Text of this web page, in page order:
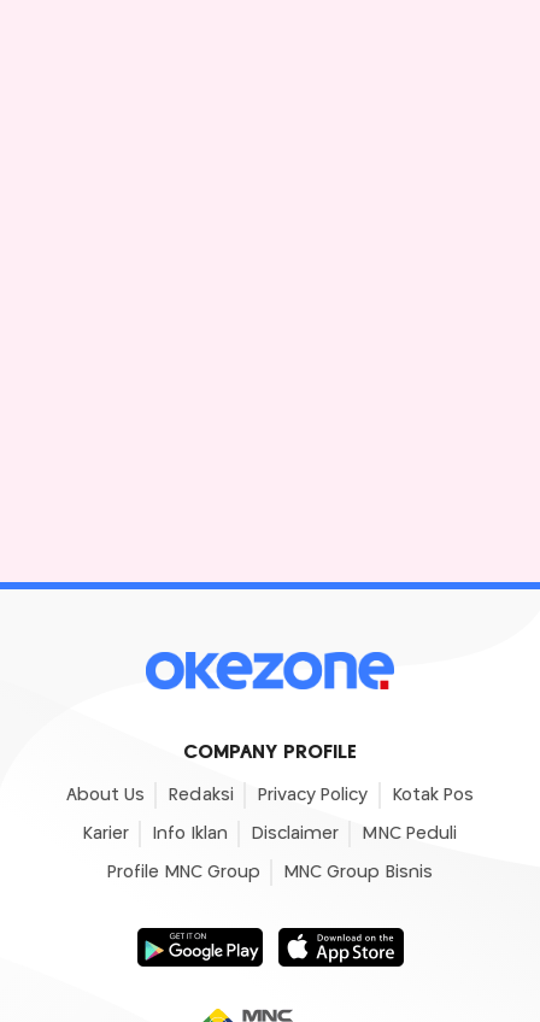
COMPANY PROFILE
About Us Redaksi Privacy Policy Kotak Pos
Karier Info Iklan Disclaimer MNC Peduli
Profile MNC Group MNC Group Bisnis